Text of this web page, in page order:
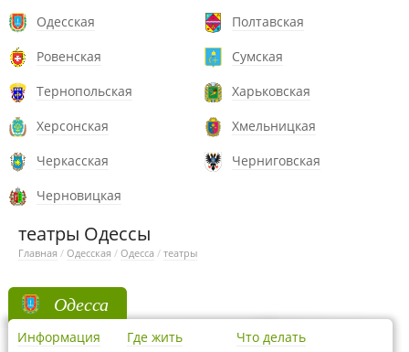
Одесская
Полтавская
Ровенская
Сумская
Тернопольская
Харьковская
Херсонская
Хмельницкая
Черкасская
Черниговская
Черновицкая
театры Одессы
Главная / Одесская / Одесса / театры
Одесса
Информация Где жить Что делать